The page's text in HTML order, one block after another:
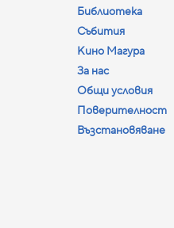
Библиотека
Събития
Кино Магура
За нас
Общи условия
Поверителност
Възстановяване